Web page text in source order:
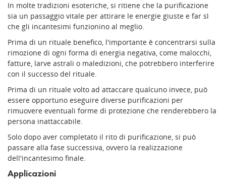
In molte tradizioni esoteriche, si ritiene che la purificazione
sia un passaggio vitale per attirare le energie giuste e far sì
che gli incantesimi funzionino al meglio.
Prima di un rituale benefico, l'importante è concentrarsi sulla
rimozione di ogni forma di energia negativa, come malocchi,
fatture, larve astrali o maledizioni, che potrebbero interferire
con il successo del rituale.
Prima di un rituale volto ad attaccare qualcuno invece, può
essere opportuno eseguire diverse purificazioni per
rimuovere eventuali forme di protezione che renderebbero la
persona inattaccabile.
Solo dopo aver completato il rito di purificazione, si può
passare alla fase successiva, ovvero la realizzazione
dell'incantesimo finale.
Applicazioni